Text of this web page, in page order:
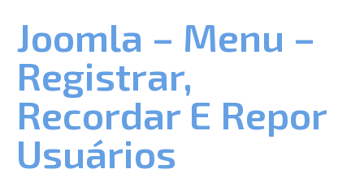
Joomla – Menu –
Registrar,
Recordar E Repor
Usuários